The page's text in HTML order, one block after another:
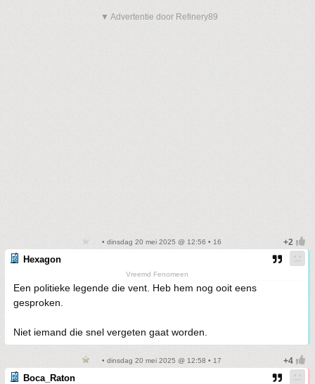
▼ Advertentie door Refinery89
• dinsdag 20 mei 2025 @ 12:56 • 16
Hexagon
Vreemd Fenomeen
Een politieke legende die vent. Heb hem nog ooit eens
gesproken.
Niet iemand die snel vergeten gaat worden.
• dinsdag 20 mei 2025 @ 12:58 • 17
Boca_Raton